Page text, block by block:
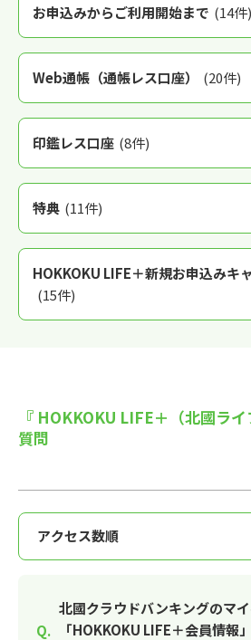
お申込みからご利用開始まで (14件)
Web通帳（通帳レス口座） (20件)
印鑑レス口座 (8件)
特典 (11件)
HOKKOKU LIFE＋新規お申込みキ
(15件)
『 HOKKOKU LIFE＋（北國ラ
質問
北國クラウドバンキングのマ
「HOKKOKU LIFE＋会員情報